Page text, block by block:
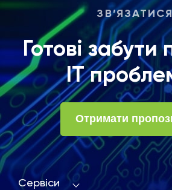
Готові забути
ІТ
Отримати
Сервіси